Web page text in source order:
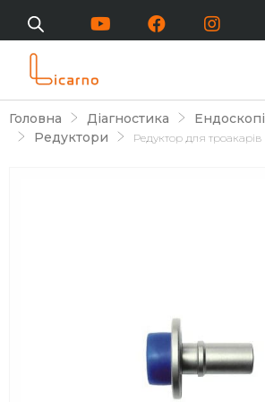
Головна Діагностика
Редуктори
Редуктор для